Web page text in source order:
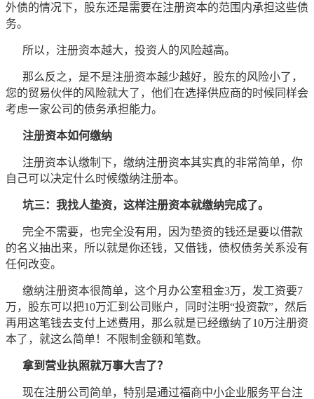
外债的情况下，股东还是需要在注册资本的范围内承担这些债
务。
所以，注册资本越大，投资人的风险越高。
那么反之，是不是注册资本越少越好，股东的风险小了，
您的贸易伙伴的风险就大了，他们在选择供应商的时候同样会
考虑一家公司的债务承担能力。
注册资本如何缴纳
注册资本认缴制下，缴纳注册资本其实真的非常简单，你
自己可以决定什么时候缴纳注册本。
坑三：我找人垫资，这样注册资本就缴纳完成了。
完全不需要，也完全没有用，因为垫资的钱还是要以借款
的名义抽出来，所以就是你还钱，又借钱，债权债务关系没有
任何改变。
缴纳注册资本很简单，这个月办公室租金3万，发工资要7
万，股东可以把10万汇到公司账户，同时注明“投资款”，然后
再用这笔钱去支付上述费用，那么就是已经缴纳了10万注册资
本了，就这么简单！不限制金额和笔数。
拿到营业执照就万事大吉了？
现在注册公司简单，特别是通过福商中小企业服务平台注